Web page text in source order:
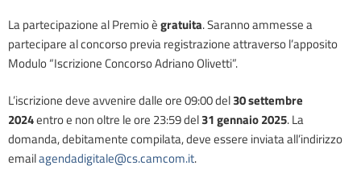
La partecipazione al Premio ègratuita. Saranno ammesse a
partecipare al concorso previa registrazione attraverso l’apposito
Modulo “Iscrizione Concorso Adriano Olivetti”.
L’iscrizione deve avvenire dalle ore 09:00 del30 settembre
2024entro e non oltre le ore 23:59 del31 gennaio 2025. La
domanda, debitamente compilata, deve essere inviata all’indirizzo
emailagendadigitale@cs.camcom.it.